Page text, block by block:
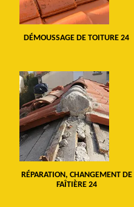
DÉMOUSSAGE DE TOITURE 24
RÉPARATION, CHANGEMENT DE
FAÎTIÈRE 24